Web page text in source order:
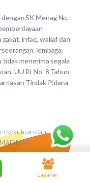
SK Menag No.
zakat, infaq, wakaf dan
lembaga,
tidak menerima segala
UU RI No. 8 Tahun
Tindak Pidana
dan
Layanan